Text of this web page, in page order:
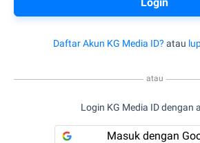
Daftar Akun KG Media ID? atau
atau
Login KG Media ID dengan
Masuk dengan